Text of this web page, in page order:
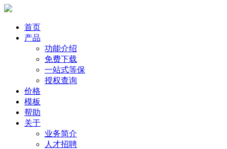
首页
产品
功能介绍
免费下载
一站式等保
授权查询
价格
模板
帮助
关于
业务简介
人才招聘